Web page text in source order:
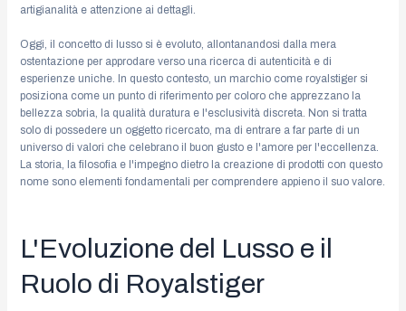
artigianalità e attenzione ai dettagli.
Oggi, il concetto di lusso si è evoluto, allontanandosi dalla mera
ostentazione per approdare verso una ricerca di autenticità e di
esperienze uniche. In questo contesto, un marchio come royalstiger si
posiziona come un punto di riferimento per coloro che apprezzano la
bellezza sobria, la qualità duratura e l'esclusività discreta. Non si tratta
solo di possedere un oggetto ricercato, ma di entrare a far parte di un
universo di valori che celebrano il buon gusto e l'amore per l'eccellenza.
La storia, la filosofia e l'impegno dietro la creazione di prodotti con questo
nome sono elementi fondamentali per comprendere appieno il suo valore.
L'Evoluzione del Lusso e il
Ruolo di Royalstiger